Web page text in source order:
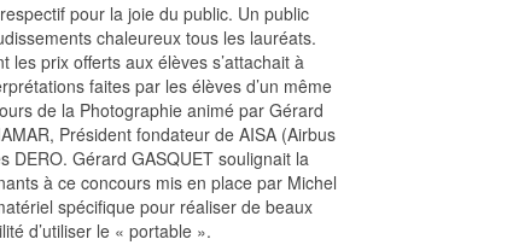
pour la joie du public. Un public
chaleureux tous les lauréats.
les prix offerts aux élèves s’attachait à
faites par les élèves d’un même
de la Photographie animé par Gérard
Président fondateur de AISA (Airbus
DERO. Gérard GASQUET soulignait la
à ce concours mis en place par Michel
spécifique pour réaliser de beaux
d’utiliser le « portable ».